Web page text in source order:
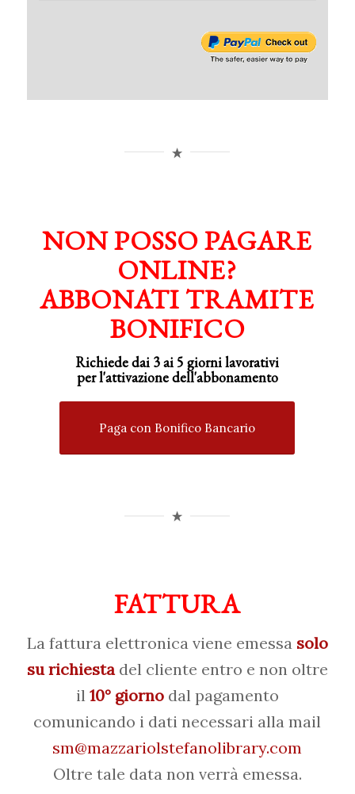
NON POSSO PAGARE
ONLINE?
ABBONATI TRAMITE
BONIFICO
Richiede dai 3 ai 5 giorni lavorativi
perl'attivazionedell'abbonamento
Paga con Bonifico Bancario
FATTURA
La fattura elettronica viene emessasolo
su richiestadel cliente entro e non oltre
il 10° giornodal pagamento
comunicando i dati necessari alla mail
sm@mazzariolstefanolibrary.com
Oltre tale data non verrà emessa.